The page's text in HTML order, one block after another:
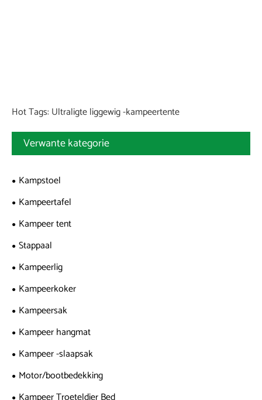
Hot Tags: Ultraligte liggewig -kampeertente
Verwante kategorie
Kampstoel
Kampeertafel
Kampeer tent
Stappaal
Kampeerlig
Kampeerkoker
Kampeersak
Kampeer hangmat
Kampeer -slaapsak
Motor/bootbedekking